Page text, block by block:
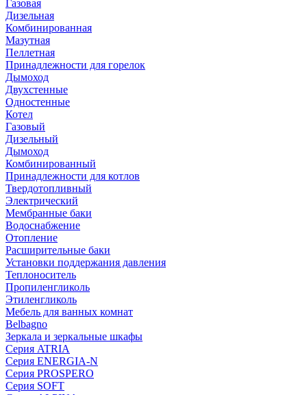
Газовая
Дизельная
Комбинированная
Мазутная
Пеллетная
Принадлежности для горелок
Дымоход
Двухстенные
Одностенные
Котел
Газовый
Дизельный
Дымоход
Комбинированный
Принадлежности для котлов
Твердотопливный
Электрический
Мембранные баки
Водоснабжение
Отопление
Расширительные баки
Установки поддержания давления
Теплоноситель
Пропиленгликоль
Этиленгликоль
Мебель для ванных комнат
Belbagno
Зеркала и зеркальные шкафы
Серия ATRIA
Серия ENERGIA-N
Серия PROSPERO
Серия SOFT